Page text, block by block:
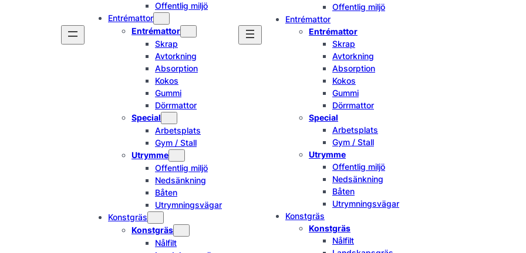
Offentlig miljö
Entrémattor
Entrémattor
Skrap
Avtorkning
Absorption
Kokos
Gummi
Dörrmattor
Special
Arbetsplats
Gym / Stall
Utrymme
Offentlig miljö
Nedsänkning
Båten
Utrymningsvägar
Konstgräs
Konstgräs
Nålfilt
Offentlig miljö
Entrémattor
Entrémattor
Skrap
Avtorkning
Absorption
Kokos
Gummi
Dörrmattor
Special
Arbetsplats
Gym / Stall
Utrymme
Offentlig miljö
Nedsänkning
Båten
Utrymningsvägar
Konstgräs
Konstgräs
Nålfilt